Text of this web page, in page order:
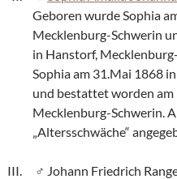
Geboren wurde Sophia
Mecklenburg-Schwerin
in Hanstorf,
Sophia am 31.Mai 1868
und bestattet worden am
Mecklenburg-Schwerin.
„Altersschwäche“
Johann Friedrich